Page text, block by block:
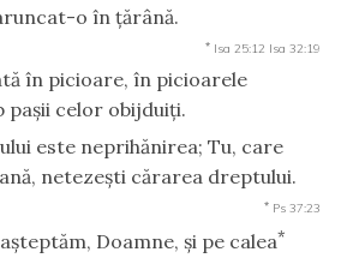
o în ţărână.
* Isa 25:12 Isa 32:19
în picioare, în picioarele
paşii celor obijduiţi.
este neprihănirea; Tu, care
netezeşti cărarea dreptului.
* Ps 37:23
Doamne, şi pe calea*